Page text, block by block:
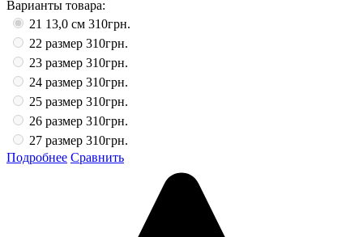
Варианты товара:
21 13,0 см 310грн.
22 размер 310грн.
23 размер 310грн.
24 размер 310грн.
25 размер 310грн.
26 размер 310грн.
27 размер 310грн.
Подробнее Сравнить